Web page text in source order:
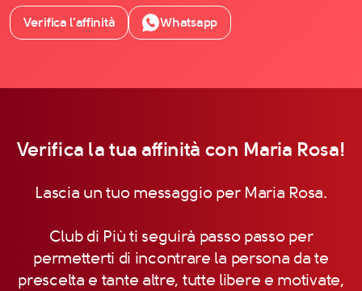
Verifica l’affinità Whatsapp
Verifica la tua affinità con Maria Rosa!
Lascia un tuo messaggio per Maria Rosa.
Club di Più ti seguirà passo passo per
permetterti di incontrare la persona da te
prescelta e tante altre, tutte libere e motivate,